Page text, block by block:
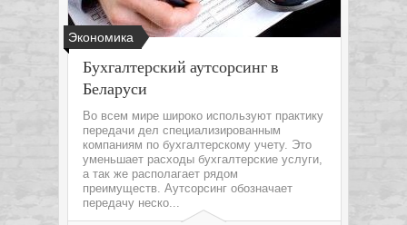
Экономика
Бухгалтерский аутсорсинг в
Беларуси
Во всем мире широко используют практику
передачи дел специализированным
компаниям по бухгалтерскому учету. Это
уменьшает расходы бухгалтерские услуги,
а так же располагает рядом
преимуществ. Аутсорсинг обозначает
передачу неско...